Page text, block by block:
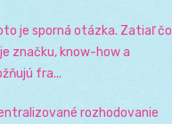
je sporná otázka. Zatiaľ čo
značku, know-how a
fra...
rozhodovanie